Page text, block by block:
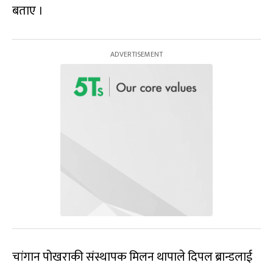
बताए ।
चांगान पोखराकी संस्थापक मिलन थापाले दिपल ब्रान्डलाई